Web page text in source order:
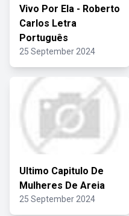
Vivo Por Ela - Roberto
Carlos Letra
Português
25 September 2024
Ultimo Capitulo De
Mulheres De Areia
25 September 2024